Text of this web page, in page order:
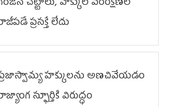
ప్రసక్తే లేదు
హక్కులను అణచివేయడం
స్ఫూర్తికి విరుద్ధం